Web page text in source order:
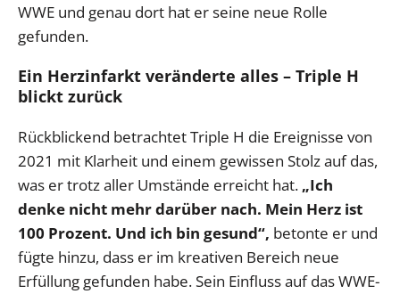
WWE und genau dort hat er seine neue Rolle
gefunden.
Ein Herzinfarkt veränderte alles – Triple H
blickt zurück
Rückblickend betrachtet Triple H die Ereignisse von
2021 mit Klarheit und einem gewissen Stolz auf das,
was er trotz aller Umstände erreicht hat. „Ich
denke nicht mehr darüber nach. Mein Herz ist
100 Prozent. Und ich bin gesund“, betonte er und
fügte hinzu, dass er im kreativen Bereich neue
Erfüllung gefunden habe. Sein Einfluss auf das WWE-